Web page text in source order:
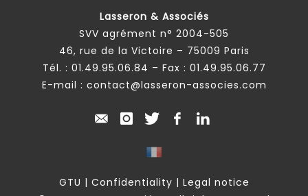
Lasseron & Associés
SVV agrément n° 2004-505
46, rue de la Victoire – 75009 Paris
Tél. : 01.49.95.06.84 – Fax : 01.49.95.06.77
E-mail : contact@lasseron-associes.com
GTU | Confidentiality | Legal notice